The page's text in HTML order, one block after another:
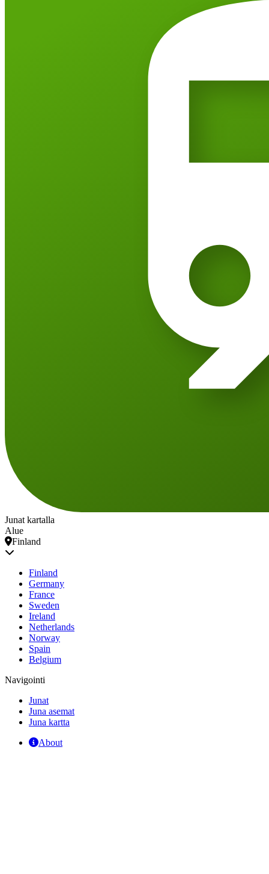
Junat kartalla
Alue
Finland
Finland
Germany
France
Sweden
Ireland
Netherlands
Norway
Spain
Belgium
Navigointi
Junat
Juna asemat
Juna kartta
About